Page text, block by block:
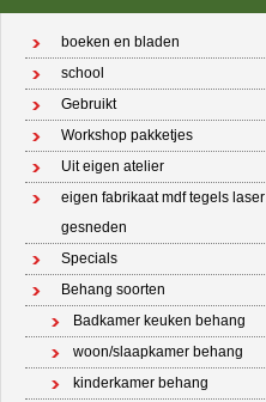
boeken en bladen
school
Gebruikt
Workshop pakketjes
Uit eigen atelier
eigen fabrikaat mdf tegels laser
gesneden
Specials
Behang soorten
Badkamer keuken behang
woon/slaapkamer behang
kinderkamer behang